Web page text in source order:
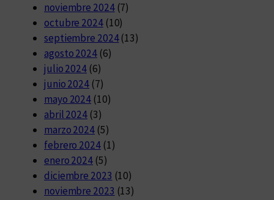
noviembre 2024(7)
octubre 2024(10)
septiembre 2024(13)
agosto 2024(6)
julio 2024 (6)
junio 2024 (7)
mayo 2024 (10)
abril 2024 (3)
marzo 2024 (5)
febrero 2024(1)
enero 2024 (5)
diciembre 2023 (10)
noviembre 2023 (13)